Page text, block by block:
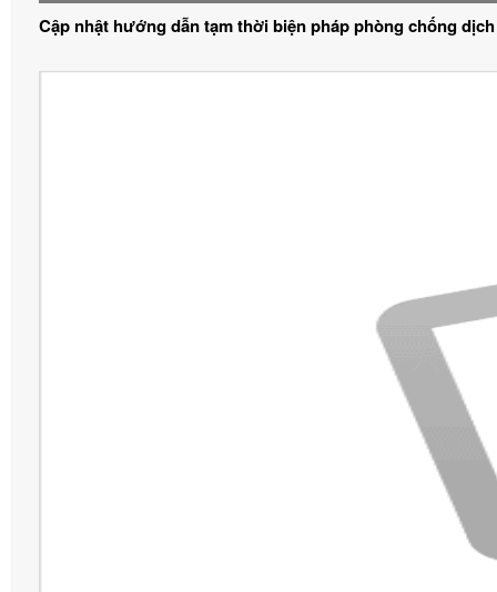
Cập nhật hướng dẫn tạm thời biện pháp phòng chống dịch